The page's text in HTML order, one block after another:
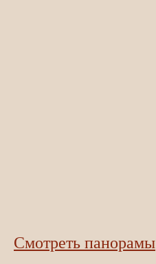
Смотреть панорамы